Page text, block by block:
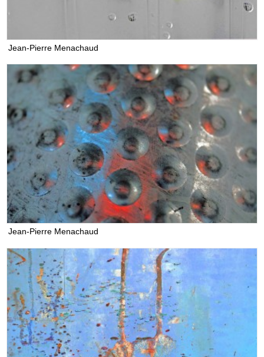
Jean-Pierre Menachaud
Jean-Pierre Menachaud